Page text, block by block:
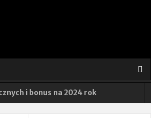
i bonus na 2024 rok
i Rozszerzony Rozkład